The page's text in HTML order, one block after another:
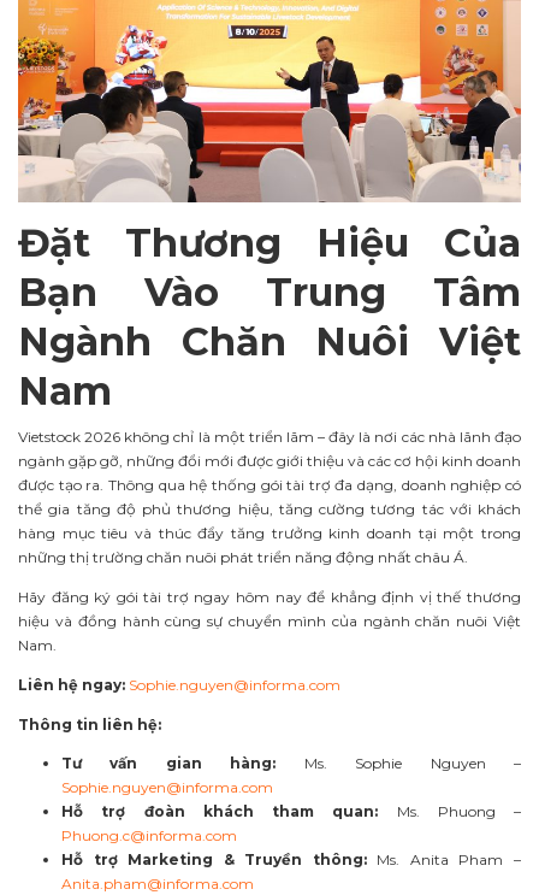
Đặt Thương Hiệu Của
Bạn Vào Trung Tâm
Ngành Chăn Nuôi Việt
Nam
Vietstock 2026 không chỉ là một triển lãm – đây là nơi các nhà lãnh đạo
ngành gặp gỡ, những đổi mới được giới thiệu và các cơ hội kinh doanh
được tạo ra. Thông qua hệ thống gói tài trợ đa dạng, doanh nghiệp có
thể gia tăng độ phủ thương hiệu, tăng cường tương tác với khách
hàng mục tiêu và thúc đẩy tăng trưởng kinh doanh tại một trong
những thị trường chăn nuôi phát triển năng động nhất châu Á.
Hãy đăng ký gói tài trợ ngay hôm nay để khẳng định vị thế thương
hiệu và đồng hành cùng sự chuyển mình của ngành chăn nuôi Việt
Nam.
Liên hệ ngay: Sophie.nguyen@informa.com
Thông tin liên hệ:
Tư vấn gian hàng: Ms. Sophie Nguyen –
Sophie.nguyen@informa.com
Hỗ trợ đoàn khách tham quan: Ms. Phuong –
Phuong.c@informa.com
Hỗ trợ Marketing & Truyền thông:Ms. Anita Pham –
Anita.pham@informa.com